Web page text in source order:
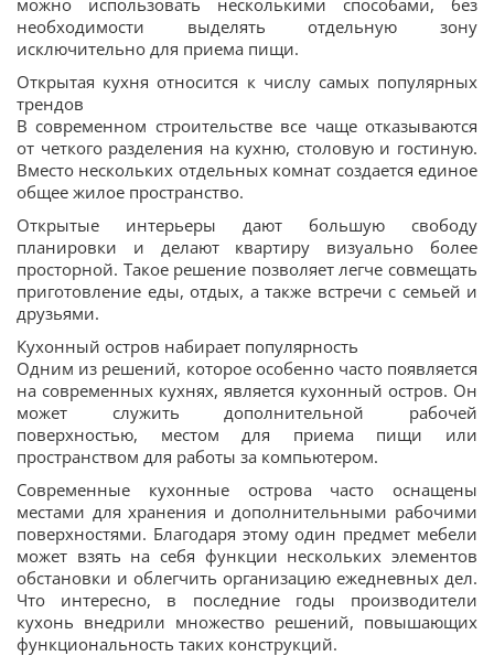
можно использовать несколькими способами, без
необходимости выделять отдельную зону
исключительно для приема пищи.
Открытая кухня относится к числу самых популярных
трендов
В современном строительстве все чаще отказываются
от четкого разделения на кухню, столовую и гостиную.
Вместо нескольких отдельных комнат создается единое
общее жилое пространство.
Открытые интерьеры дают большую свободу
планировки и делают квартиру визуально более
просторной. Такое решение позволяет легче совмещать
приготовление еды, отдых, а также встречи с семьей и
друзьями.
Кухонный остров набирает популярность
Одним из решений, которое особенно часто появляется
на современных кухнях, является кухонный остров. Он
может служить дополнительной рабочей
поверхностью, местом для приема пищи или
пространством для работы за компьютером.
Современные кухонные острова часто оснащены
местами для хранения и дополнительными рабочими
поверхностями. Благодаря этому один предмет мебели
может взять на себя функции нескольких элементов
обстановки и облегчить организацию ежедневных дел.
Что интересно, в последние годы производители
кухонь внедрили множество решений, повышающих
функциональность таких конструкций.